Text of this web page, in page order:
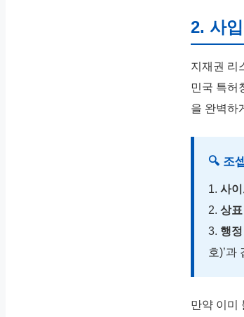
2. 사
지재권 리
민국 특허
을 완벽하
🔍 조
1. 사
2. 상
3. 행
호)’과
만약 이미